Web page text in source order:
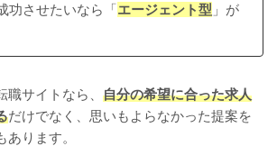
功させたいなら「エージェント型 」が
サイトなら、 自分の希望に合った求人
だけでなく、思いもよらなかった提案を
ります。